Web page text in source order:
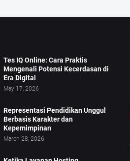
Tes IQ Online: Cara Praktis
Mengenali Potensi Kecerdasan di
Era Digital
May 17, 2026
Representasi Pendidikan Unggul
Berbasis Karakter dan
Kepemimpinan
March 28, 2026